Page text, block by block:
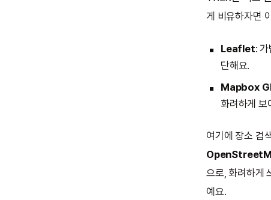
게 비유하자면
Leaflet:
단해요.
Mapbox
화려하게 보
여기에 장소 검
으로, 화려하게
예요.